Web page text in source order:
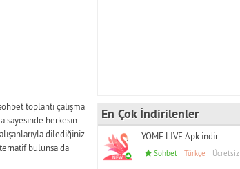
toplantı çalışma
sayesinde herkesin
dilediğiniz
bulunsa da
En Çok İndirilenler
YOME LIVE Apk indir
Sohbet Türkçe Ücretsiz